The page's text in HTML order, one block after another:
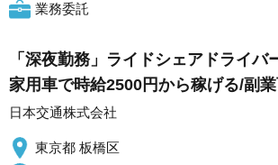
業務委託
「深夜勤務」ライドシェアドライバ
家用車で時給2500円から稼げる/副
日本交通株式会社
東京都 板橋区